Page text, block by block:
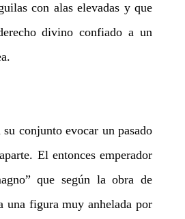
con alas elevadas y que
divino confiado a un
conjunto evocar un pasado
El entonces emperador
que según la obra de
una figura muy anhelada por